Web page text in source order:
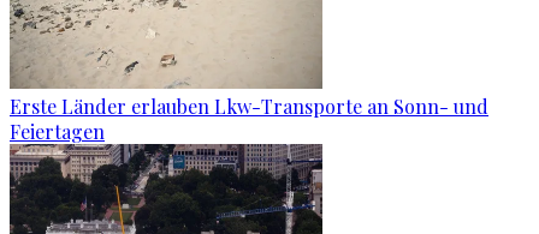
Erste Länder erlauben Lkw-Transporte an Sonn- und
Feiertagen